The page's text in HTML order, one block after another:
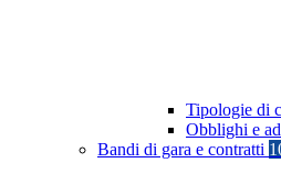
Tipologie di
Obblighi e
Bandi di gara e contratti